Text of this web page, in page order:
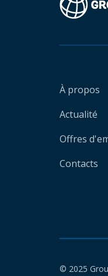
À propos
Actualité
Offres
Contacts
© 2025